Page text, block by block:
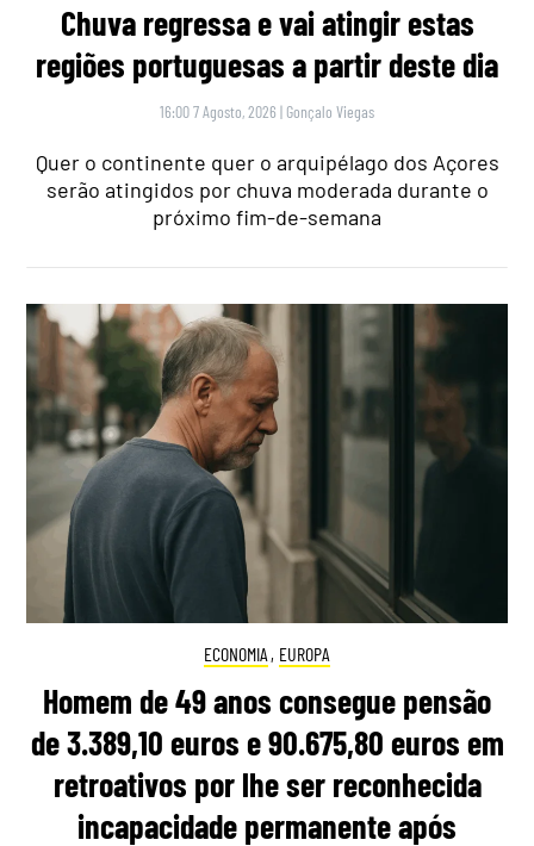
Chuva regressa e vai atingir estas
regiões portuguesas a partir deste dia
16:00 7 Agosto, 2026 | Gonçalo Viegas
Quer o continente quer o arquipélago dos Açores
serão atingidos por chuva moderada durante o
próximo fim-de-semana
ECONOMIA , EUROPA
Homem de 49 anos consegue pensão
de 3.389,10 euros e 90.675,80 euros em
retroativos por lhe ser reconhecida
incapacidade permanente após